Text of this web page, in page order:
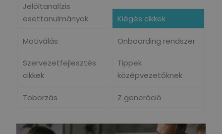
Jelöltanalízis
esettanulmányok
Kiégés cikkek
Motiválás Onboarding rendszer
Szervezetfejlesztés
cikkek
Tippek
középvezetőknek
Toborzás Z generáció